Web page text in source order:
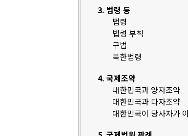
3. 법령 등
법령
법령 부칙
구법
북한법령
4. 국제조약
대한민국과 양자조약
대한민국과 다자조약
대한민국이 당사자가